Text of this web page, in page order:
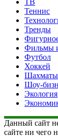
Теннис
Тренды
Фильмы
Футбол
Хоккей
Шахматы
Шоу-
Экология
Данный сайт
сайте ни чего